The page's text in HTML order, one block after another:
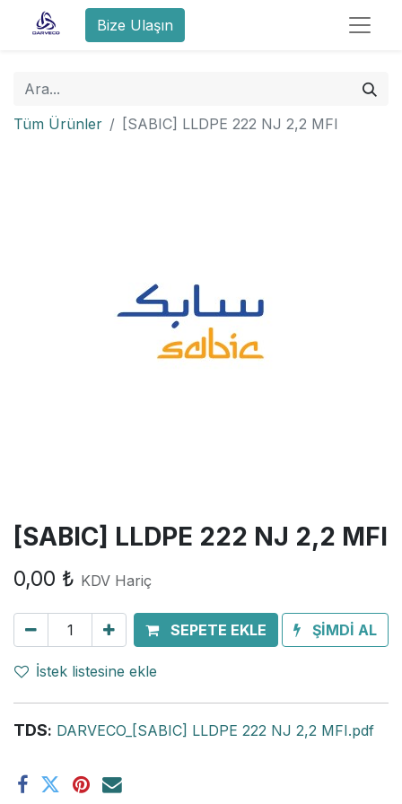
Bize Ulaşın
Tüm Ürünler [SABIC] LLDPE 222 NJ 2,2 MFI
[SABIC] LLDPE 222 NJ 2,2 MFI
0,00 ₺ KDV Hariç
SEPETE EKLE ŞİMDİ AL
İstek listesine ekle
TDS: DARVECO_[SABIC] LLDPE 222 NJ 2,2 MFI.pdf